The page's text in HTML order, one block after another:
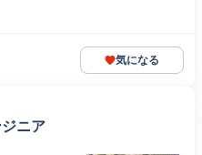
気になる
ニア